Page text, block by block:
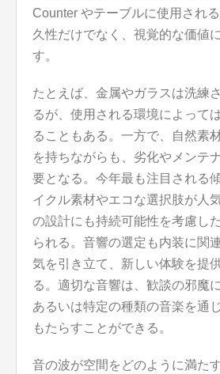
Counter やテーブルに使用され
久性だけでなく、視覚的な価値
す。
たとえば、金属やガラスは洗練
るが、使用される環境によって
ることもある。一方で、自然素
を持ちながらも、劣化やメンテ
要となる。今年最も注目される
イクル素材やエコな選択肢が人
の設計にも持続可能性を考慮し
られる。音響の選定も内装に関
気を引き立て、新しい体験を提
る。適切な音響は、歓談の邪魔
あるいは特定の種類の音楽を通
もたらすことができる。
音の波が空間をどのように満た